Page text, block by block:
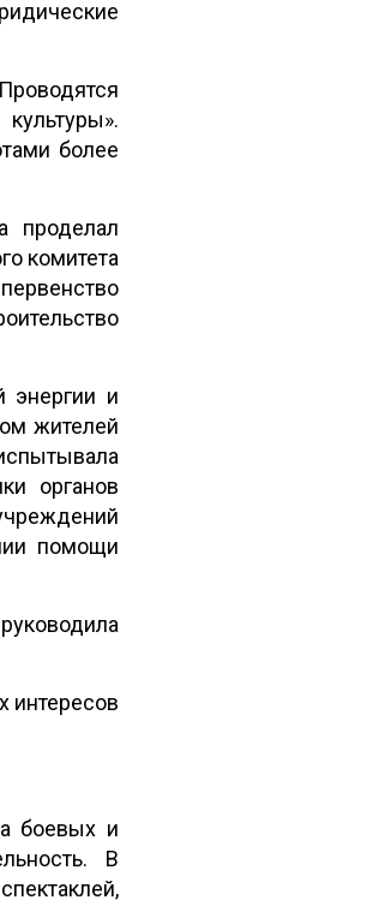
более
проделал
комитета
энергии и
жителей
органов
помощи
интересов
боевых и
В